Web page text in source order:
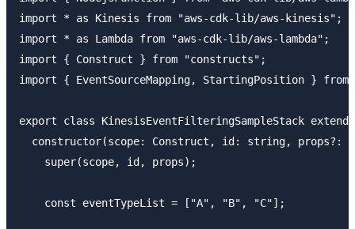
import * as Kinesis from "aws-cdk-lib/aws-kinesis";
import * as Lambda from "aws-cdk-lib/aws-lambda";
import { Construct } from "constructs";
import { EventSourceMapping, StartingPosition } from
export class KinesisEventFilteringSampleStack
constructor(scope: Construct, id: string, props?:
    super(scope, id, props);
    const eventTypeList = ["A", "B", "C"];